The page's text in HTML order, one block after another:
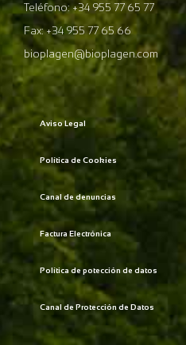
Teléfono: +34 955 77 65 77
Fax: +34 955 77 65 66
bioplagen@bioplagen.com
Aviso Legal
Política de Cookies
Canal de denuncias
Factura Electrónica
Política de potección de datos
Canal de Protección de Datos